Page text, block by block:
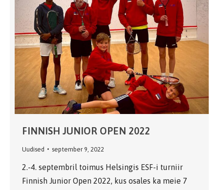
FINNISH JUNIOR OPEN 2022
Uudised september 9, 2022
2.-4. septembril toimus Helsingis ESF-i turniir
Finnish Junior Open 2022, kus osales ka meie 7